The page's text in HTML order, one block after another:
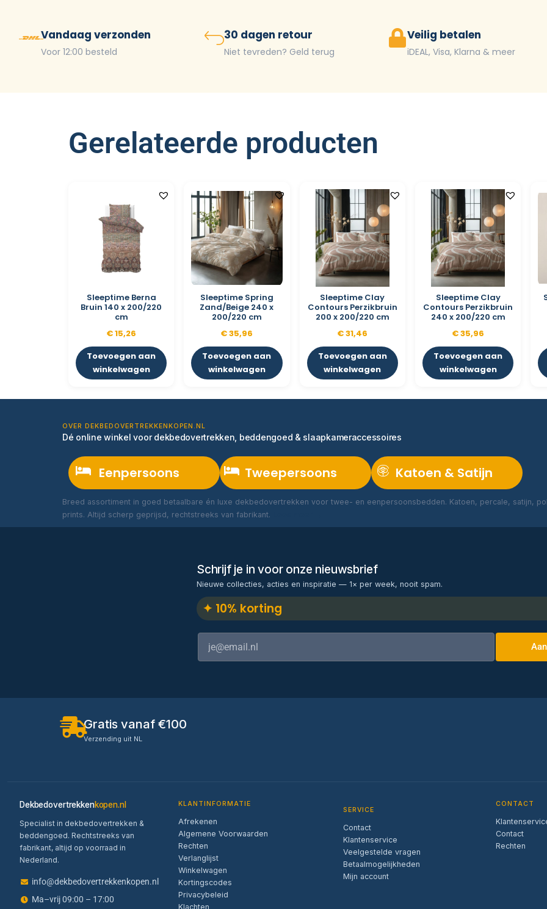
Vandaag verzonden
Voor 12:00 besteld
30 dagen retour
Niet tevreden? Geld terug
Veilig betalen
iDEAL, Visa, Klarna & meer
Gerelateerde producten
Sleeptime Berna
Bruin 140 x 200/220
cm
€15,26
Toevoegen aan
winkelwagen
Sleeptime Spring
Zand/Beige 240 x
200/220 cm
€35,96
Toevoegen aan
winkelwagen
Sleeptime Clay
Contours Perzikbruin
200 x 200/220 cm
€31,46
Toevoegen aan
winkelwagen
Sleeptime Clay
Contours Perzikbruin
240 x 200/220 cm
€35,96
Toevoegen aan
winkelwagen
OVER DEKBEDOVERTREKKENKOPEN.NL
Dé online winkel voor dekbedovertrekken, beddengoed & slaapkameraccessoires
Eenpersoons Tweepersoons Katoen & Satijn
Breed assortiment in goed betaalbare én luxe dekbedovertrekken voor twee- en eenpersoonsbedden. Katoen, percale, satijn,
prints. Altijd scherp geprijsd, rechtstreeks van fabrikant.
Schrijf je in voor onze nieuwsbrief
Nieuwe collecties, acties en inspiratie — 1× per week, nooit spam.
✦ 10% korting
Gratis vanaf €100
Verzending uit NL
Dekbedovertrekkenkopen.nl
Specialist in dekbedovertrekken &
beddengoed. Rechtstreeks van
fabrikant, altijd op voorraad in
Nederland.
info@dekbedovertrekkenkopen.nl
Ma–vrij 09:00 – 17:00
KLANTINFORMATIE
Afrekenen
Algemene Voorwaarden
Rechten
Verlanglijst
Winkelwagen
Kortingscodes
Privacybeleid
Klachten
SERVICE
Contact
Klantenservice
Veelgestelde vragen
Betaalmogelijkheden
Mijn account
CONTACT
Contact
Rechten